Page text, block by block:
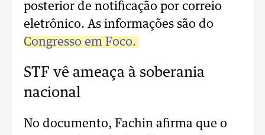
posterior de notificação por correio
eletrônico. As informações são do
Congresso em Foco.
STF vê ameaça à soberania
nacional
No documento, Fachin afirma que o